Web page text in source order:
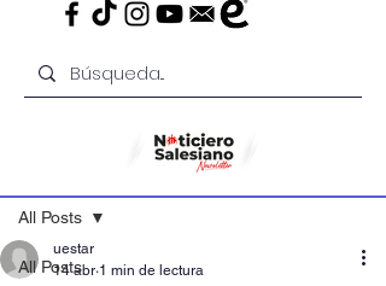
All Posts
All Posts
uestar
14 abr 1 min de lectura